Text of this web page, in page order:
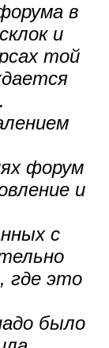
в
и
той
форум
и
с
где это
было